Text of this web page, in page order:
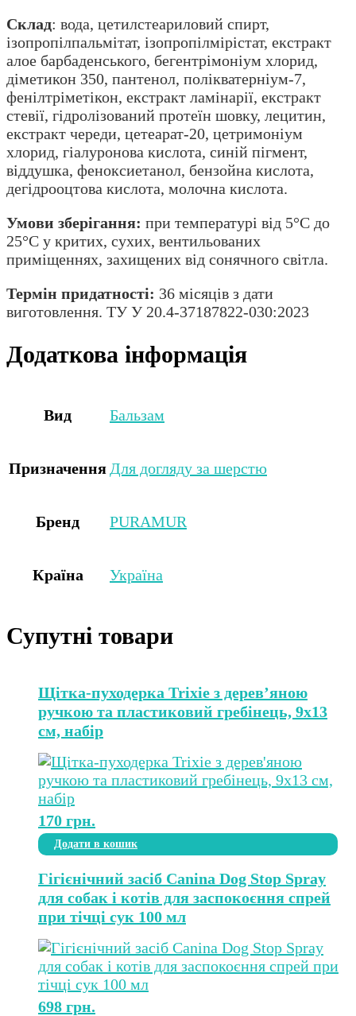
Склад: вода, цетилстеариловий спирт,
ізопропілпальмітат, ізопропілмірістат, екстракт
алое барбаденського, бегентрімоніум хлорид,
діметикон 350, пантенол, полікватерніум-7,
фенілтріметікон, екстракт ламінарії, екстракт
стевії, гідролізований протеїн шовку, лецитин,
екстракт череди, цетеарат-20, цетримоніум
хлорид, гіалуронова кислота, синій пігмент,
віддушка, феноксиетанол, бензойна кислота,
дегідрооцтова кислота, молочна кислота.
Умови зберігання: при температурі від 5°С до
25°С у критих, сухих, вентильованих
приміщеннях, захищених від сонячного світла.
Термін придатності: 36 місяців з дати
виготовлення. ТУ У 20.4-37187822-030:2023
Додаткова інформація
Вид Бальзам
Призначення Для догляду за шерстю
Бренд PURAMUR
Країна Україна
Супутні товари
Щітка-пуходерка Trixie з дерев’яною
ручкою та пластиковий гребінець, 9х13
см, набір
170 грн.
Додати в кошик
Гігієнічний засіб Canina Dog Stop Spray
для собак і котів для заспокоєння спрей
при тічці сук 100 мл
698 грн.